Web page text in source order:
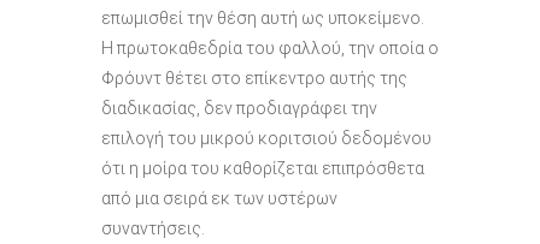
επωμισθεί την θέση αυτή ως υποκείμενο.
Η πρωτοκαθεδρία του φαλλού, την οποία ο
Φρόυντ θέτει στο επίκεντρο αυτής της
διαδικασίας, δεν προδιαγράφει την
επιλογή του μικρού κοριτσιού δεδομένου
ότι η μοίρα του καθορίζεται επιπρόσθετα
από μια σειρά εκ των υστέρων
συναντήσεις.